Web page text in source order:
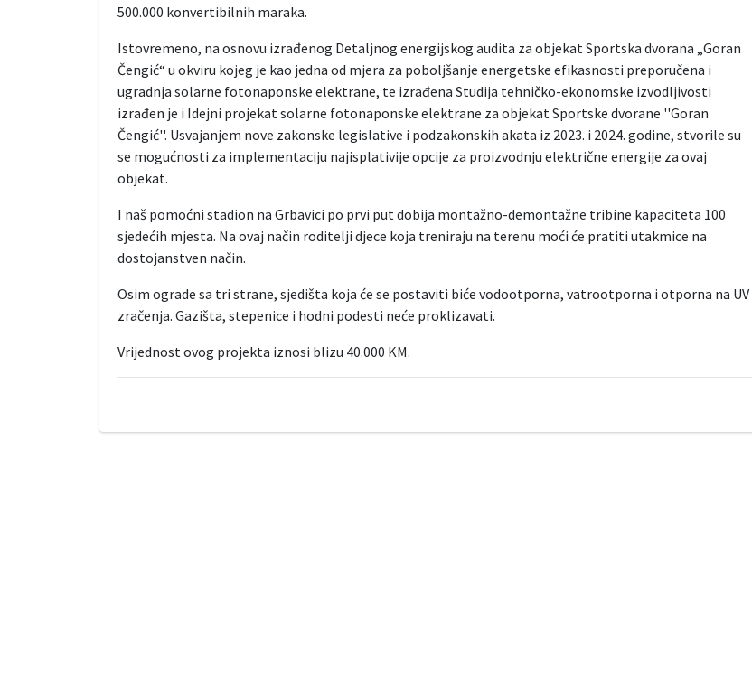
500.000 konvertibilnih maraka.
Istovremeno, na osnovu izrađenog Detaljnog energijskog audita za objekat Sportska dvorana „Goran
Čengić“ u okviru kojeg je kao jedna od mjera za poboljšanje energetske efikasnosti preporučena i
ugradnja solarne fotonaponske elektrane, te izrađena Studija tehničko-ekonomske izvodljivosti
izrađen je i Idejni projekat solarne fotonaponske elektrane za objekat Sportske dvorane ''Goran
Čengić''. Usvajanjem nove zakonske legislative i podzakonskih akata iz 2023. i 2024. godine, stvorile su
se mogućnosti za implementaciju najisplativije opcije za proizvodnju električne energije za ovaj
objekat.
I naš pomoćni stadion na Grbavici po prvi put dobija montažno-demontažne tribine kapaciteta 100
sjedećih mjesta. Na ovaj način roditelji djece koja treniraju na terenu moći će pratiti utakmice na
dostojanstven način.
Osim ograde sa tri strane, sjedišta koja će se postaviti biće vodootporna, vatrootporna i otporna na UV
zračenja. Gazišta, stepenice i hodni podesti neće proklizavati.
Vrijednost ovog projekta iznosi blizu 40.000 KM.